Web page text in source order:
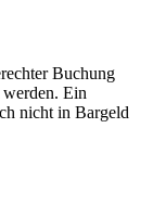
Buchung
Ein
nicht in Bargeld